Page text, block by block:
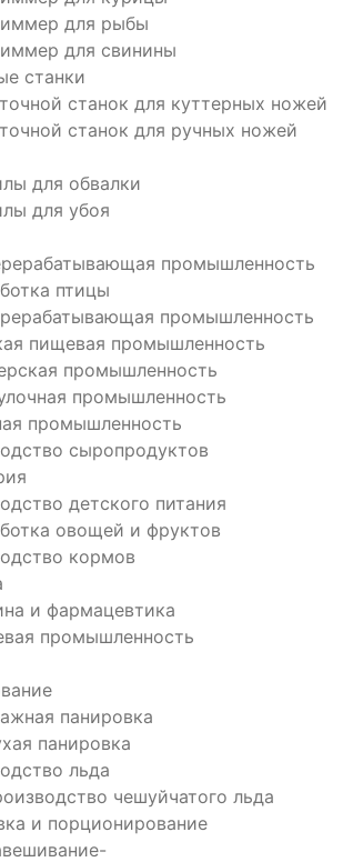
для рыбы
для свинины
станки
станок для куттерных ножей
станок для ручных ножей
для обвалки
для убоя
промышленность
птицы
промышленность
пищевая промышленность
промышленность
промышленность
промышленность
сыропродуктов
детского питания
овощей и фруктов
кормов
и фармацевтика
промышленность
панировка
панировка
льда
чешуйчатого льда
и порционирование